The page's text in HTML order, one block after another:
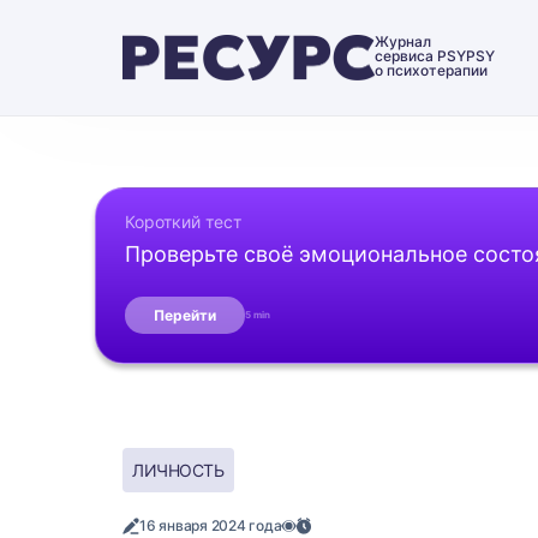
Журнал
сервиса PSYPSY
о психотерапии
Короткий тест
Проверьте своё эмоциональное
Перейти 5 min
ЛИЧНОСТЬ
16 января 2024 года